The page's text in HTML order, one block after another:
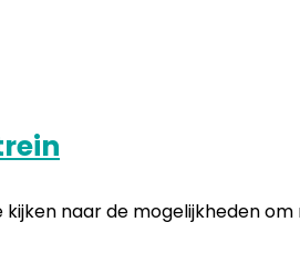
naar de mogelijkheden